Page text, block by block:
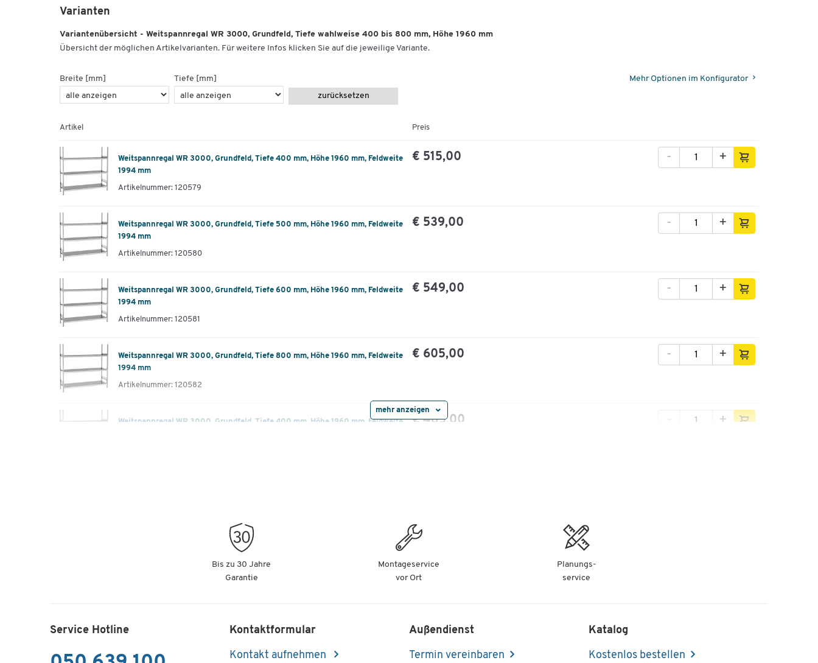
Varianten
Variantenübersicht - Weitspannregal WR 3000, Grundfeld, Tiefe wahlweise 400 bis 800 mm, Höhe 1960 mm
Übersicht der möglichen Artikelvarianten. Für weitere Infos klicken Sie auf die jeweilige Variante.
Breite [mm]
Tiefe [mm]
zurücksetzen
Mehr Optionen im Konfigurator
Artikel Preis
Weitspannregal WR 3000, Grundfeld, Tiefe 400 mm, Höhe 1960 mm, Feldweite
1994 mm
Artikelnummer: 120579
€ 515,00 +
-
Weitspannregal WR 3000, Grundfeld, Tiefe 500 mm, Höhe 1960 mm, Feldweite
1994 mm
Artikelnummer: 120580
€ 539,00 +
-
Weitspannregal WR 3000, Grundfeld, Tiefe 600 mm, Höhe 1960 mm, Feldweite
1994 mm
Artikelnummer: 120581
€ 549,00 +
-
Weitspannregal WR 3000, Grundfeld, Tiefe 800 mm, Höhe 1960 mm, Feldweite
1994 mm
Artikelnummer: 120582
€ 605,00 +
-
Weitspannregal WR 3000, Grundfeld, Tiefe 400 mm, Höhe 1960 mm, Feldweite
€ 485,00 +
Weitspannregal WR 3000, Grundfeld, Tiefe 600 mm, Höhe 1960 mm, Feldweite
2282 mm
mehr anzeigen
Bis zu 30 Jahre
Garantie
Montageservice
vor Ort
Planungs-
service
Service Hotline Kontaktformular
Kontakt aufnehmen
Außendienst
Termin vereinbaren
Katalog
Kostenlos bestellen